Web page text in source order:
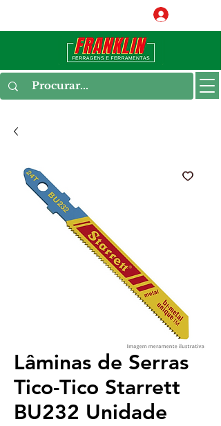
Lâminas de Serras
Tico-Tico Starrett
BU232 Unidade